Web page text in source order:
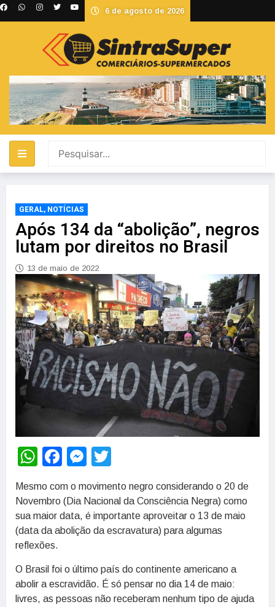
6 de agosto de 2026
GERAL, NOTÍCIAS
Após 134 da “abolição”, negros
lutam por direitos no Brasil
13 de maio de 2022
WhatsApp
Facebook
Messenger
Mesmo com o movimento negro considerando o 20 de
Novembro (Dia Nacional da Consciência Negra) como
sua maior data, é importante aproveitar o 13 de maio
(data da abolição da escravatura) para algumas
reflexões.
O Brasil foi o último país do continente americano a
abolir a escravidão. É só pensar no dia 14 de maio:
livres, as pessoas não receberam nenhum tipo de ajuda